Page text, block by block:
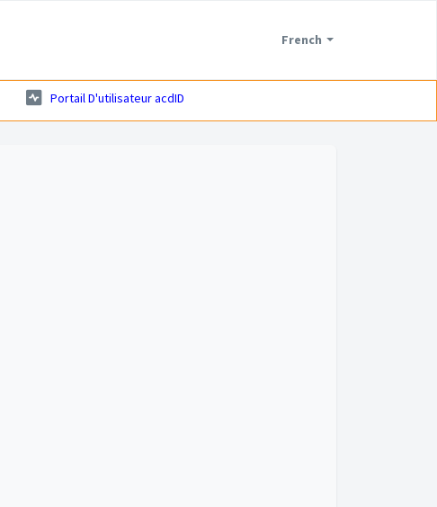
French
Portail D'utilisateur acdID